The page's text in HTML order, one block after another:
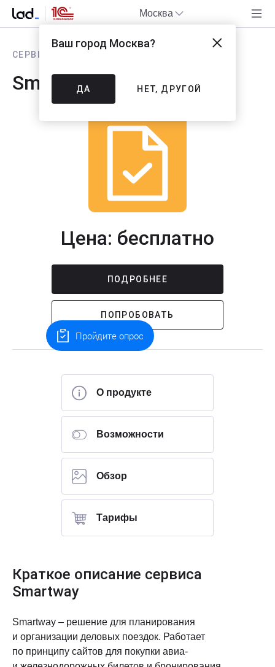
Москва
СЕРВИС 1С:ИТС
Smartway
Цена: бесплатно
ПОДРОБНЕЕ
ПОПРОБОВАТЬ
О продукте
Возможности
Обзор
Тарифы
Краткое описание сервиса
Smartway
Smartway – решение для планирования
и организации деловых поездок. Работает
по принципу сайтов для покупки авиа-
Ваш город Москва?
ДА НЕТ, ДРУГОЙ
Пройдите опрос